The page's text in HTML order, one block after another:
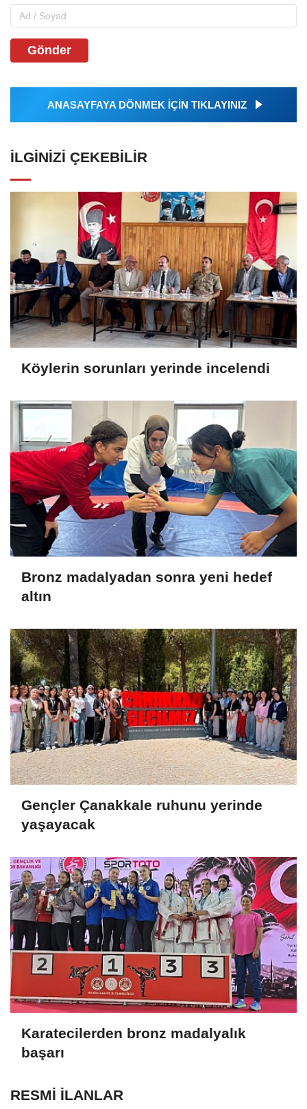
Gönder
ANASAYFAYA DÖNMEK İÇİN TIKLAYINIZ
İLGINIZI ÇEKEBILIR
Köylerin sorunları yerinde incelendi
Bronz madalyadan sonra yeni hedef
altın
Gençler Çanakkale ruhunu yerinde
yaşayacak
Karatecilerden bronz madalyalık
başarı
RESMİ İLANLAR